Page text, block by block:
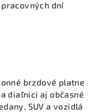
pracovných dní
brzdové platne
diaľnici aj občasné
SUV a vozidlá